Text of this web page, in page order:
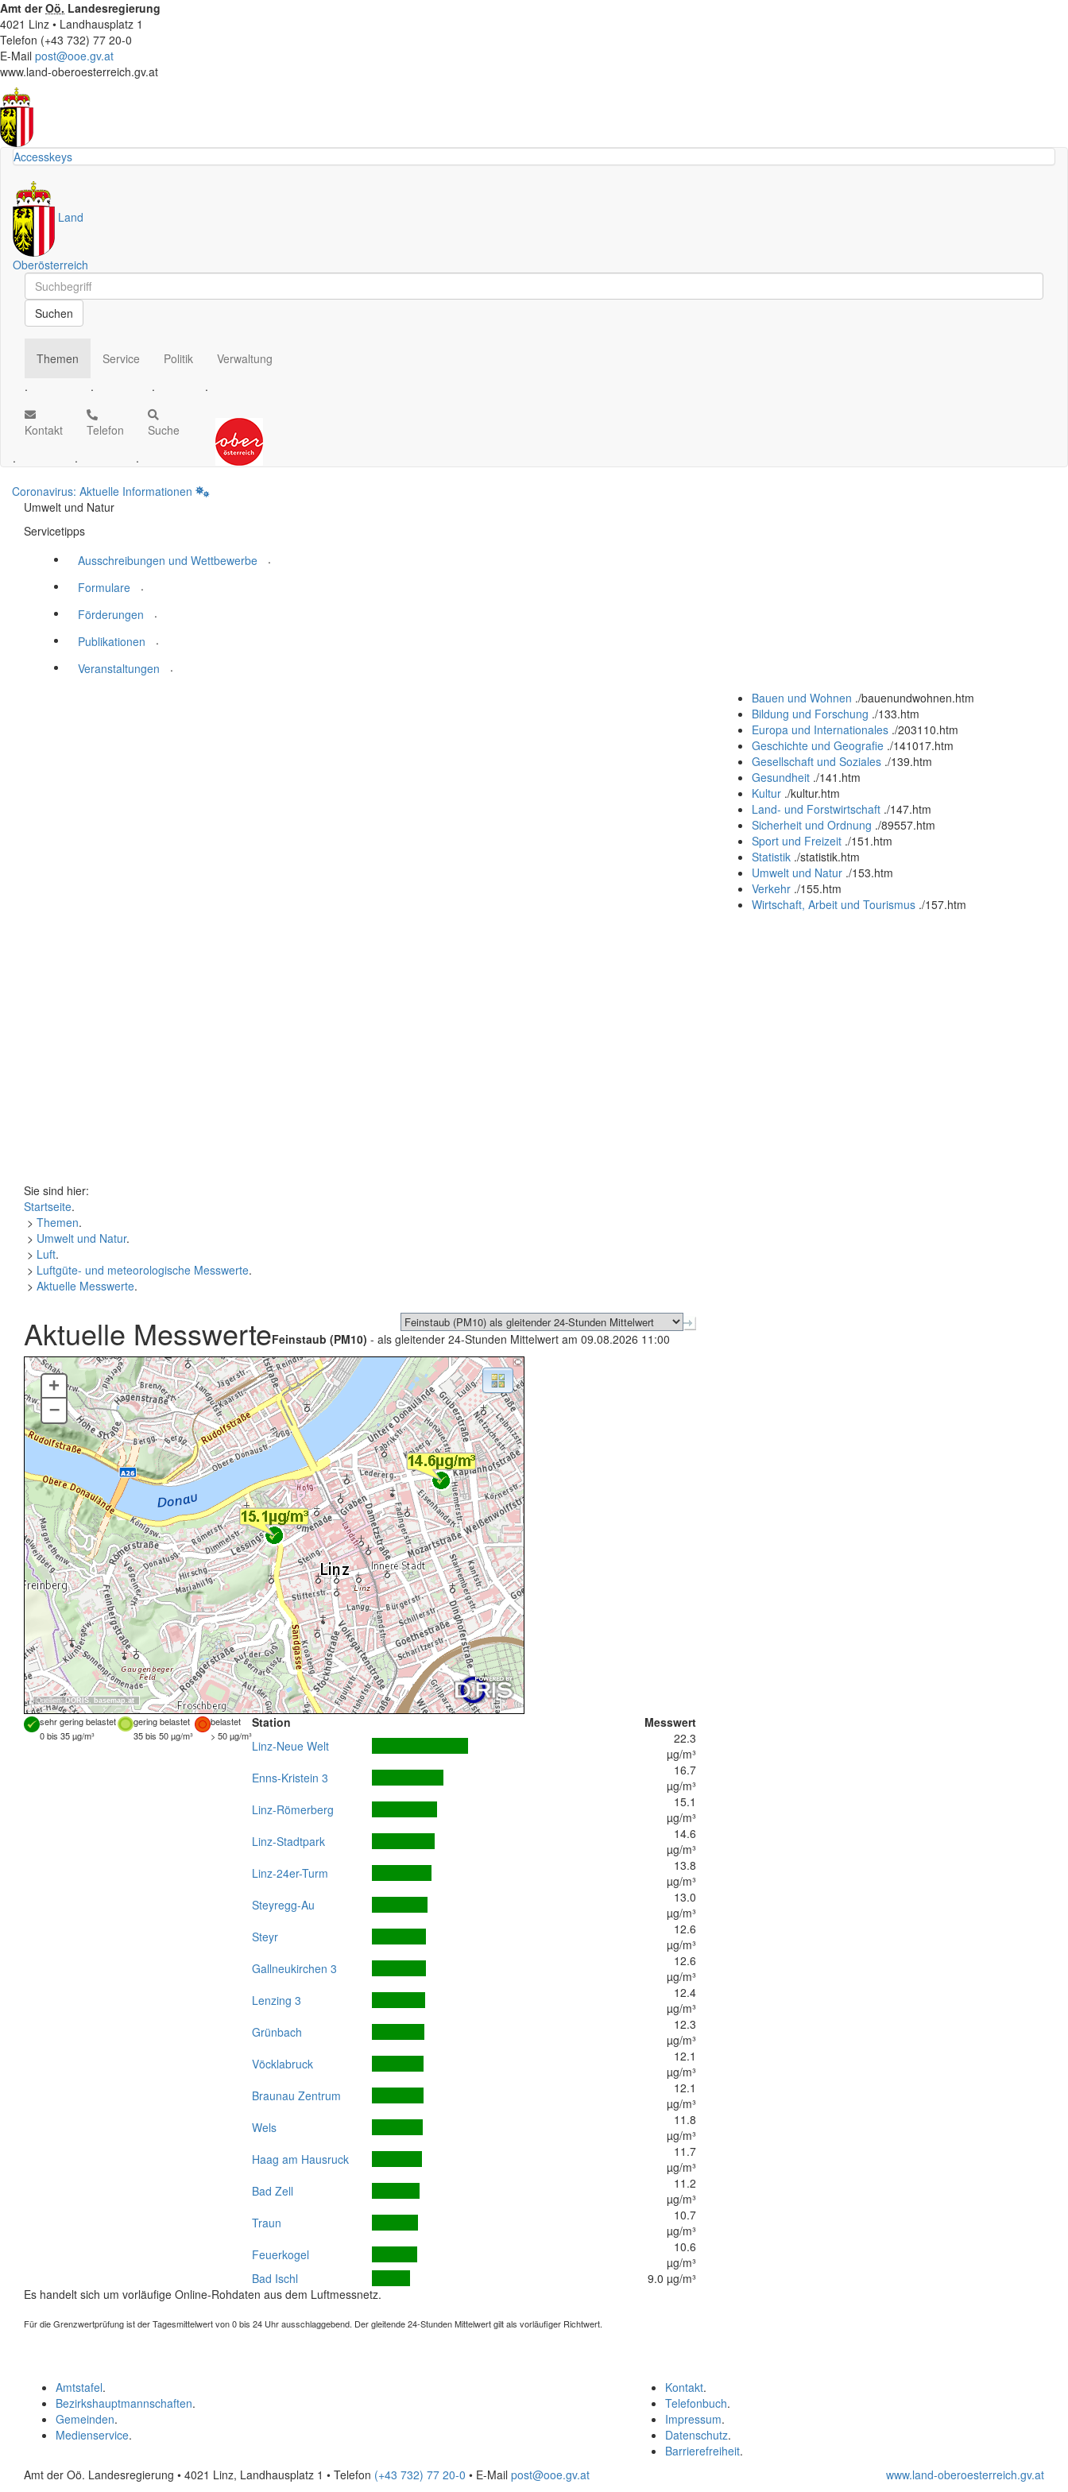
Amt derOö. Landesregierung
4021 Linz • Landhausplatz 1
Telefon (+43 732) 77 20-0
E-Mail post@ooe.gv.at
www.land-oberoesterreich.gv.at
Accesskeys
Land
Oberösterreich
Schnellsuche
Schnellsuche
Suchen
Themen
.
Service
.
Politik
.
Verwaltung
.
Kontakt
.
Telefon
.
Suche
.
Coronavirus: Aktuelle Informationen
Umwelt und Natur
Servicetipps
Ausschreibungen und Wettbewerbe
.
Formulare
.
Förderungen
.
Publikationen
.
Veranstaltungen
.
Bauen und Wohnen ./bauenundwohnen.htm
Bildung und Forschung ./133.htm
Europa und Internationales ./203110.htm
Geschichte und Geografie ./141017.htm
Gesellschaft und Soziales ./139.htm
Gesundheit ./141.htm
Kultur ./kultur.htm
Land- und Forstwirtschaft ./147.htm
Sicherheit und Ordnung ./89557.htm
Sport und Freizeit ./151.htm
Statistik ./statistik.htm
Umwelt und Natur ./153.htm
Verkehr ./155.htm
Wirtschaft, Arbeit und Tourismus ./157.htm
Sie sind hier:
Startseite.
> Themen.
> Umwelt und Natur.
> Luft.
> Luftgüte- und meteorologische Messwerte.
> Aktuelle Messwerte.
Aktuelle MesswerteFeinstaub (PM10) - als gleitender 24-Stunden Mittelwert am 09.08.2026 11:00
Quellen:DORIS, basemap.at
+
–
sehr gering belastet gering belastet
belastet
0 bis 35 µg/m³
35 bis 50 µg/m³ > 50 µg/m³
Station
Messwert
Linz-Neue Welt
22.3
µg/m³
Enns-Kristein 3
16.7
µg/m³
Linz-Römerberg
15.1
µg/m³
Linz-Stadtpark
14.6
µg/m³
Linz-24er-Turm
13.8
µg/m³
Steyregg-Au
13.0
µg/m³
Steyr
12.6
µg/m³
Gallneukirchen 3
12.6
µg/m³
Lenzing 3
12.4
µg/m³
Grünbach
12.3
µg/m³
Vöcklabruck
12.1
µg/m³
Braunau Zentrum
12.1
µg/m³
Wels
11.8
µg/m³
Haag am Hausruck
11.7
µg/m³
Bad Zell
11.2
µg/m³
Traun
10.7
µg/m³
Feuerkogel
10.6
µg/m³
Bad Ischl
9.0 µg/m³
Es handelt sich um vorläufige Online-Rohdaten aus dem Luftmessnetz.
Für die Grenzwertprüfung ist der Tagesmittelwert von 0 bis 24 Uhr ausschlaggebend. Der gleitende 24-Stunden Mittelwert gilt als vorläufiger Richtwert.
Kontakt.
Telefonbuch.
Impressum.
Datenschutz.
Barrierefreiheit.
Amtstafel.
Bezirkshauptmannschaften.
Gemeinden.
Medienservice.
Amt der Oö. Landesregierung • 4021 Linz, Landhausplatz 1 • Telefon (+43 732) 77 20-0 • E-Mail post@ooe.gv.at www.land-oberoesterreich.gv.at